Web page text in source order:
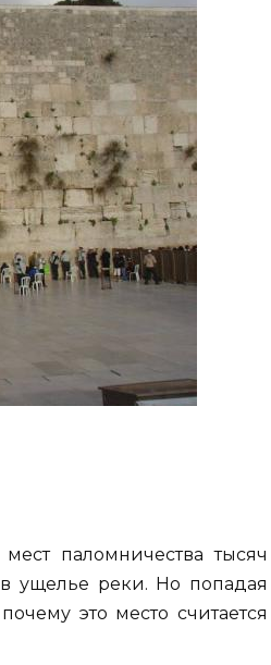
паломничества тысяч
ущелье реки. Но попадая
это место считается